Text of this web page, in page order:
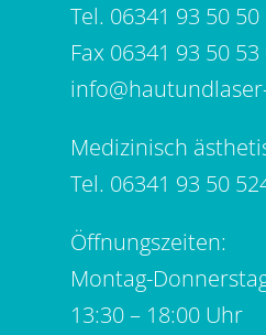
Tel. 06341 93 50 50
Fax 06341 93 50 53
Medizinisch
Tel. 06341 93 50
Öffnungszeiten:
Montag-
13:30 – 18:00 Uhr